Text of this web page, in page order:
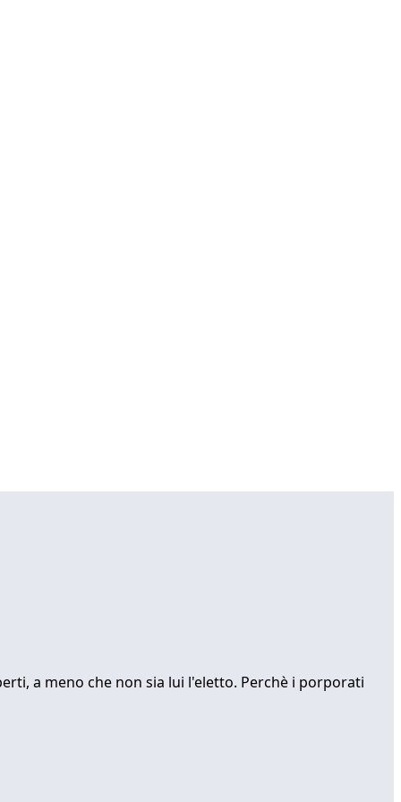
a meno che non sia lui l'eletto. Perchè i porporati